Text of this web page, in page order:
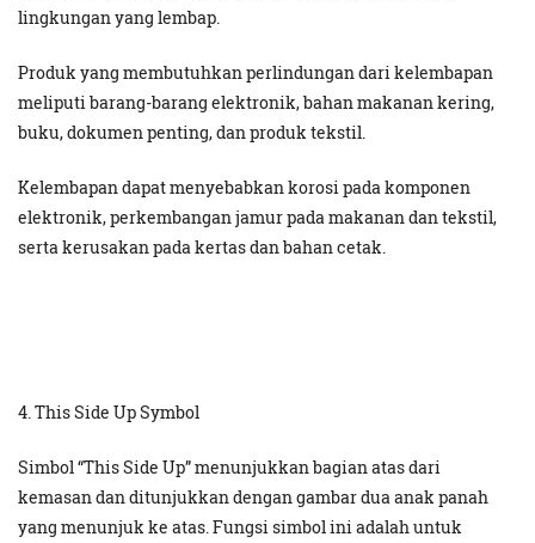
lingkungan yang lembap.
Produk yang membutuhkan perlindungan dari kelembapan
meliputi barang-barang elektronik, bahan makanan kering,
buku, dokumen penting, dan produk tekstil.
Kelembapan dapat menyebabkan korosi pada komponen
elektronik, perkembangan jamur pada makanan dan tekstil,
serta kerusakan pada kertas dan bahan cetak.
4. This Side Up Symbol
Simbol “This Side Up” menunjukkan bagian atas dari
kemasan dan ditunjukkan dengan gambar dua anak panah
yang menunjuk ke atas. Fungsi simbol ini adalah untuk